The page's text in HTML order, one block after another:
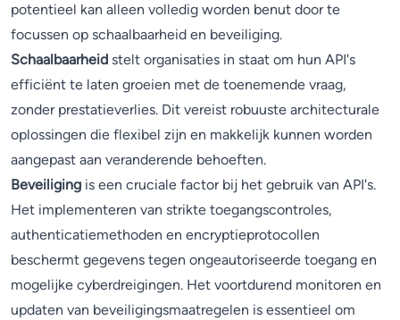
potentieel kan alleen volledig worden benut door te
focussen op schaalbaarheid en beveiliging.
Schaalbaarheid stelt organisaties in staat om hun API's
efficiënt te laten groeien met de toenemende vraag,
zonder prestatieverlies. Dit vereist robuuste architecturale
oplossingen die flexibel zijn en makkelijk kunnen worden
aangepast aan veranderende behoeften.
Beveiliging is een cruciale factor bij het gebruik van API's.
Het implementeren van strikte toegangscontroles,
authenticatiemethoden en encryptieprotocollen
beschermt gegevens tegen ongeautoriseerde toegang en
mogelijke cyberdreigingen. Het voortdurend monitoren en
updaten van beveiligingsmaatregelen is essentieel om